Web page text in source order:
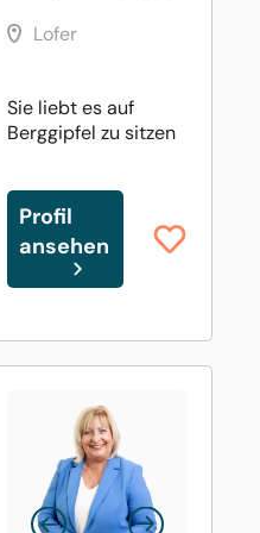
Lofer
Sie liebt es auf
Berggipfel zu sitzen
Profil
ansehen